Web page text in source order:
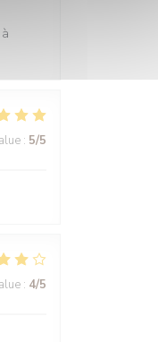
: 5/5
: 4/5